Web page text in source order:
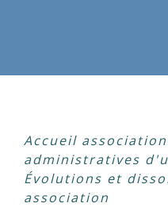
Accueil
administratives
Évolutions et
association